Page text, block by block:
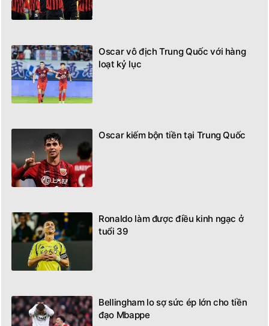
Oscar vô địch Trung Quốc với hàng
loạt kỷ lục
Oscar kiếm bộn tiền tại Trung Quốc
Ronaldo làm được điều kinh ngạc ở
tuổi 39
Bellingham lo sợ sức ép lớn cho tiền
đạo Mbappe